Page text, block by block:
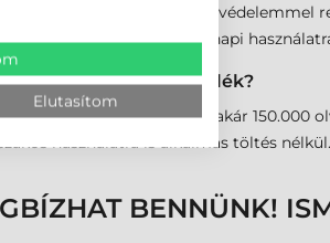
vonalkódolvasó IP52
alkalmas intenzív napi
feltöltéssel a készülék?
egyetlen töltéssel akár 150.000
használatra is alkalmas töltés nélkül.
BENNÜNK!
Elutasítom